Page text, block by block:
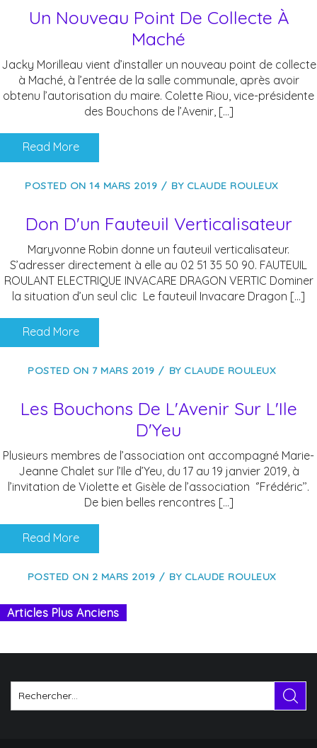
Un Nouveau Point De Collecte À
Maché
Jacky Morilleau vient d’installer un nouveau point de collecte
à Maché, à l’entrée de la salle communale, après avoir
obtenu l’autorisation du maire. Colette Riou, vice-présidente
des Bouchons de l’Avenir, […]
Read More
POSTED ON14 MARS 2019 BY CLAUDE ROULEUX
Don D'un Fauteuil Verticalisateur
Maryvonne Robin donne un fauteuil verticalisateur.
S’adresser directement à elle au 02 51 35 50 90. FAUTEUIL
ROULANT ELECTRIQUE INVACARE DRAGON VERTIC Dominer
la situation d’un seul clic Le fauteuil Invacare Dragon […]
Read More
POSTED ON 7 MARS 2019 BY CLAUDE ROULEUX
Les Bouchons De L'Avenir Sur L'Ile
D'Yeu
Plusieurs membres de l’association ont accompagné Marie-
Jeanne Chalet sur l’Ile d’Yeu, du 17 au 19 janvier 2019, à
l’invitation de Violette et Gisèle de l’association ‘’Frédéric’’.
De bien belles rencontres […]
Read More
POSTED ON 2 MARS 2019 BY CLAUDE ROULEUX
Articles Plus Anciens